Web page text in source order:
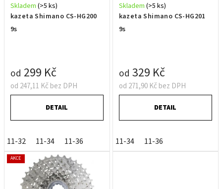
o
d
kazeta Shimano CS-HG200
9s
Skladem (>5 ks)
od 247,11 Kč bez DPH
od 299 Kč
DETAIL
11-32 11-34 11-36
kazeta Shimano CS-HG201
9s
Skladem (>5 ks)
od 271,90 Kč bez DPH
od 329 Kč
DETAIL
11-34 11-36
AKCE